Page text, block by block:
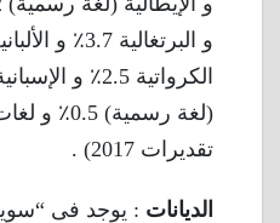
تقديرات 2017) .
الديانات : يوجد فى